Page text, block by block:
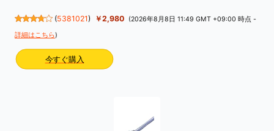
(5381021) ￥2,980
(2026年8月8日 11:49 GMT +09:00 時点 -
詳細はこちら)
今すぐ購入